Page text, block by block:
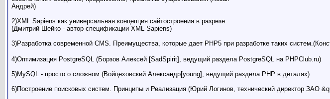
Андрей)
2)XML Sapiens как универсальная концепция сайтостроения в разрезе
(Дмитрий Шейко - автор спецификации XML Sapiens)
3)Разработка современной CMS. Преимущества, которые дает PHP5 при разработке таких
4)Оптимизация PostgreSQL (Борзов Алексей [SadSpirit], ведущий раздела PostgreSQL на PHPClub.ru)
5)MySQL - просто о сложном (Войцеховский Александр[young], ведущий раздела PHP в деталях)
6)Построение поисковых систем. Принципы и Реализация (Юрий Логинов, технический директор ЗАО